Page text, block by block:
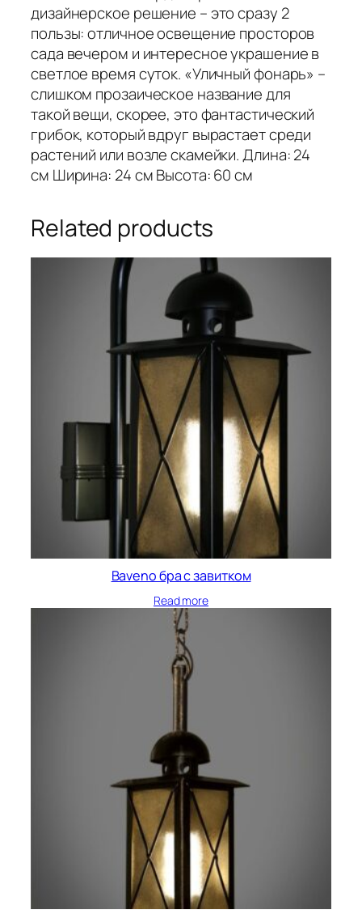
дизайнерское решение – это сразу 2
пользы: отличное освещение просторов
сада вечером и интересное украшение в
светлое время суток. «Уличный фонарь» –
слишком прозаическое название для
такой вещи, скорее, это фантастический
грибок, который вдруг вырастает среди
растений или возле скамейки. Длина: 24
см Ширина: 24 см Высота: 60 см
Related products
Baveno бра с завитком
Read more